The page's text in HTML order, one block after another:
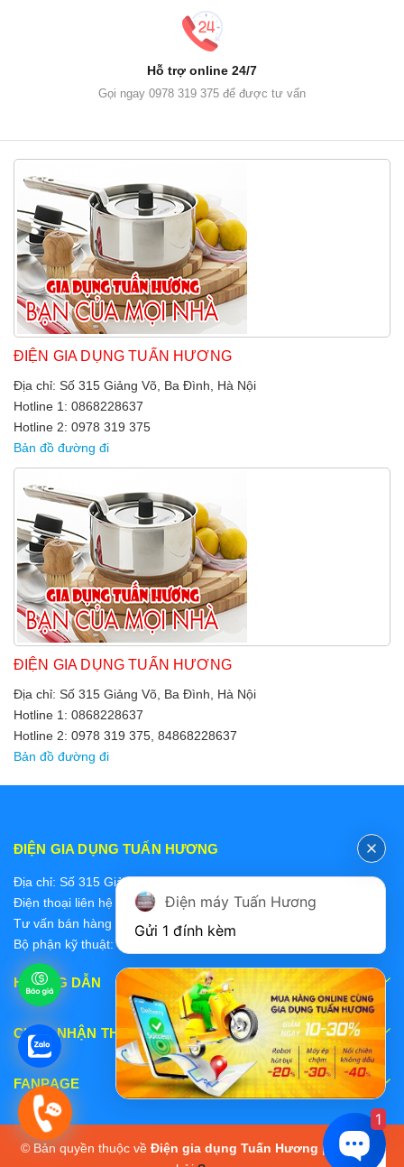
Hỗ trợ online 24/7
Gọi ngay 0978 319 375 để được tư vấn
ĐIỆN GIA DỤNG TUẤN HƯƠNG
Địa chỉ: Số 315 Giảng Võ, Ba Đình, Hà Nội
Hotline 1: 0868228637
Hotline 2: 0978 319 375
Bản đồ đường đi
ĐIỆN GIA DỤNG TUẤN HƯƠNG
Địa chỉ: Số 315 Giảng Võ, Ba Đình, Hà Nội
Hotline 1: 0868228637
Hotline 2: 0978 319 375, 84868228637
Bản đồ đường đi
ĐIỆN GIA DỤNG TUẤN HƯƠNG
Địa chỉ: Số 315 Giảng Võ, Ba Đình, Hà Nội
Điện thoại liên hệ các bộ phận:
Tư vấn bán hàng 2: 0868228637
Bộ phận kỹ thuật: 0978 319 375
HƯỚNG DẪN
CHẤP NHẬN THANH TOÁN
FANPAGE
© Bản quyền thuộc về Điện gia dụng Tuấn Hương | Cung cấp
Điện máy Tuấn Hương
Gửi 1 đính kèm
1